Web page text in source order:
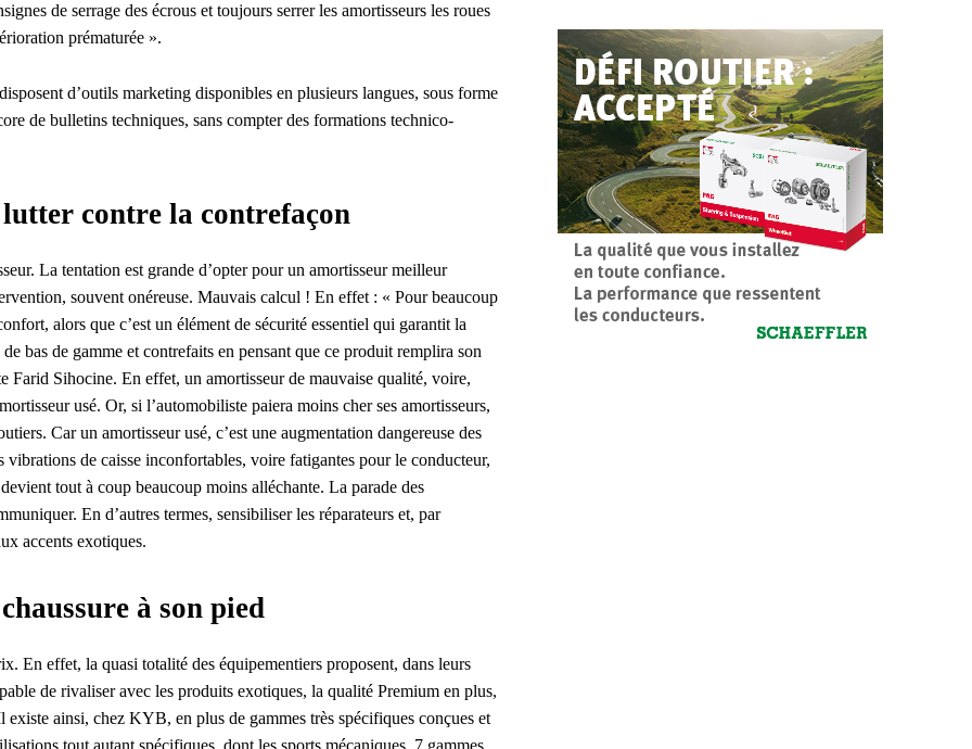
de serrage des écrous et toujours serrer les amortisseurs les roues
prématurée ».
d’outils marketing disponibles en plusieurs langues, sous forme
de bulletins techniques, sans compter des formations technico-
lutter contre la contrefaçon
La tentation est grande d’opter pour un amortisseur meilleur
souvent onéreuse. Mauvais calcul ! En effet : « Pour beaucoup
alors que c’est un élément de sécurité essentiel qui garantit la
bas de gamme et contrefaits en pensant que ce produit remplira son
Sihocine. En effet, un amortisseur de mauvaise qualité, voire,
usé. Or, si l’automobiliste paiera moins cher ses amortisseurs,
Car un amortisseur usé, c’est une augmentation dangereuse des
de caisse inconfortables, voire fatigantes pour le conducteur,
tout à coup beaucoup moins alléchante. La parade des
En d’autres termes, sensibiliser les réparateurs et, par
accents exotiques.
à son pied
En effet, la quasi totalité des équipementiers proposent, dans leurs
de rivaliser avec les produits exotiques, la qualité Premium en plus,
ainsi, chez KYB, en plus de gammes très spécifiques conçues et